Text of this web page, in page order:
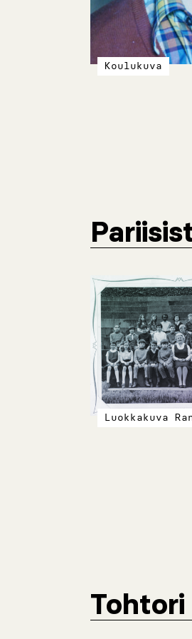
Koulukuva
Luokkakuva